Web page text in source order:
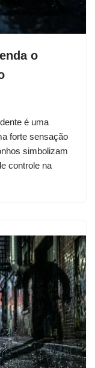
o
é uma
forte sensação
simbolizam
controle na